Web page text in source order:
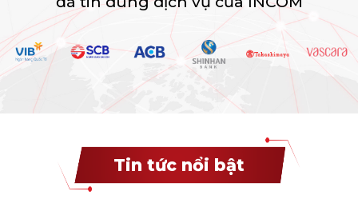
Tin tức nổi bật